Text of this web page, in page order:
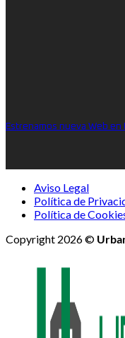
Estrenamos nueva Web en
Aviso Legal
Política de
Política de
Copyright 2026 ©